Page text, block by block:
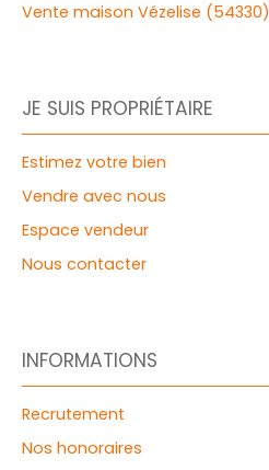
Vente maison Vézelise (54330)
JE SUIS PROPRIÉTAIRE
Estimez votre bien
Vendre avec nous
Espace vendeur
Nous contacter
INFORMATIONS
Recrutement
Nos honoraires